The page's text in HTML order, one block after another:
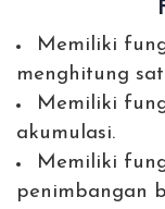
Memiliki
menghitung
Memiliki
akumulasi.
Memiliki
penimbangan